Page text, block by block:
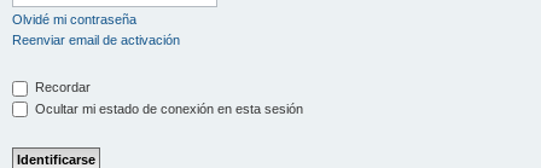
Olvidé mi contraseña
Reenviar email de activación
Recordar
Ocultar mi estado de conexión en esta sesión